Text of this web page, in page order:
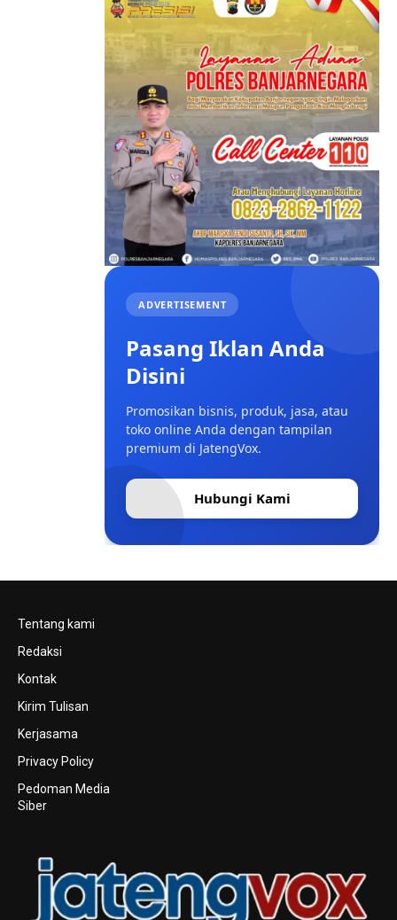
ADVERTISEMENT
Pasang Iklan Anda
Disini
Promosikan bisnis, produk, jasa, atau
toko online Anda dengan tampilan
premium di JatengVox.
Hubungi Kami
Tentang kami
Redaksi
Kontak
Kirim Tulisan
Kerjasama
Privacy Policy
Pedoman Media
Siber